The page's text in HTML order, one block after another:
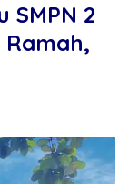
SMPN 2
Ramah,